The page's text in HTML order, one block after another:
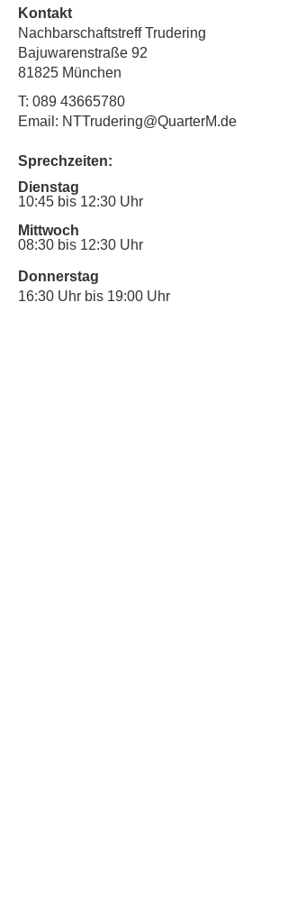
Kontakt
Nachbarschaftstreff Trudering
Bajuwarenstraße 92
81825 München
T: 089 43665780
Email: NTTrudering@QuarterM.de
Sprechzeiten:
Dienstag
10:45 bis 12:30 Uhr
Mittwoch
08:30 bis 12:30 Uhr
Donnerstag
16:30 Uhr bis 19:00 Uhr